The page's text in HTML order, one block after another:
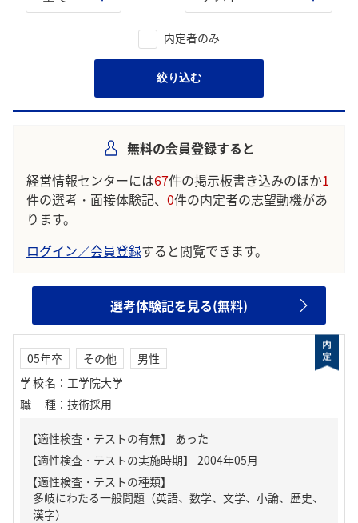
内定者のみ
絞り込む
無料の会員登録すると
経営情報センターには67件の掲示板書き込みのほか1
件の選考・面接体験記、 0件の内定者の志望動機があ
ります。
ログイン／会員登録すると閲覧できます。
選考体験記を見る(無料)
05年卒 その他
男性
学校名 ： 工学院大学
職種 ： 技術採用
【適性検査・テストの有無】 あった
【適性検査・テストの種類】
多岐にわたる一般問題（英語、数学、文学、小論、歴史、
漢字）